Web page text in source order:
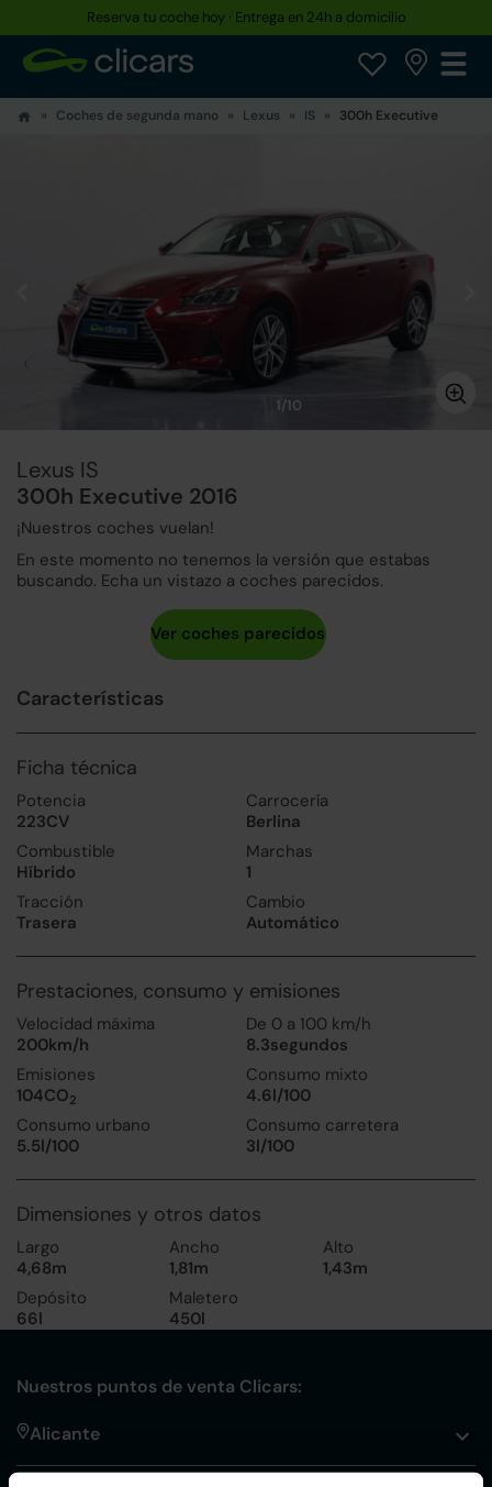
Reserva tu coche hoy · Entrega en 24h a domicilio
Coches de segunda mano Lexus IS 300h Executive
1/10
Lexus IS
300h Executive 2016
¡Nuestros coches vuelan!
En este momento no tenemos la versión que estabas
buscando. Echa un vistazo a coches parecidos.
Características
Ficha técnica
Potencia
223CV
Carrocería
Berlina
Combustible
Híbrido
Marchas
1
Tracción
Trasera
Cambio
Automático
Prestaciones, consumo y emisiones
Velocidad máxima
200km/h
De 0 a 100 km/h
8.3segundos
Emisiones
104CO2
Consumo mixto
4.6l/100
Consumo urbano
5.5l/100
Consumo carretera
3l/100
Dimensiones y otros datos
Largo
4,68m
Ancho
1,81m
Alto
1,43m
Depósito
66l
Maletero
450l
Nuestros puntos de venta Clicars:
Alicante